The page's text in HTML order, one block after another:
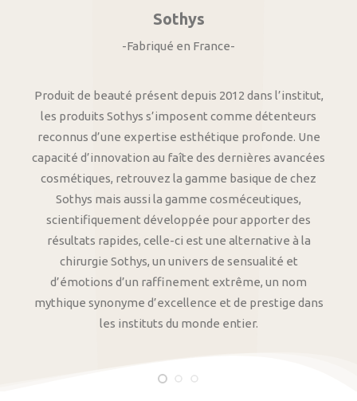
Sothys
-Fabriqué en France-
Produit de beauté présent depuis 2012 dans l’institut,
les produits Sothys s’imposent comme détenteurs
reconnus d’une expertise esthétique profonde. Une
capacité d’innovation au faîte des dernières avancées
cosmétiques, retrouvez la gamme basique de chez
Sothys mais aussi la gamme cosméceutiques,
scientifiquement développée pour apporter des
résultats rapides, celle-ci est une alternative à la
chirurgie Sothys, un univers de sensualité et
d’émotions d’un raffinement extrême, un nom
mythique synonyme d’excellence et de prestige dans
les instituts du monde entier.